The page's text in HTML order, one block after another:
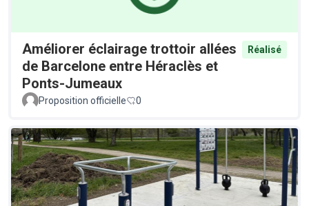
Améliorer éclairage trottoir allées
de Barcelone entre Héraclès et
Ponts-Jumeaux
Réalisé
Proposition officielle 0